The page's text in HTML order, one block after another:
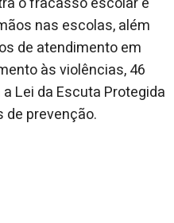
nas escolas, além
de atendimento em
às violências, 46
Lei da Escuta Protegida
de prevenção.